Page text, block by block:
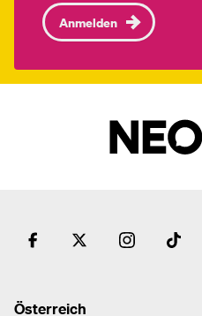
Anmelden
Österreich